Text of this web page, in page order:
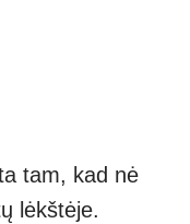
tam, kad nė
lėkštėje.